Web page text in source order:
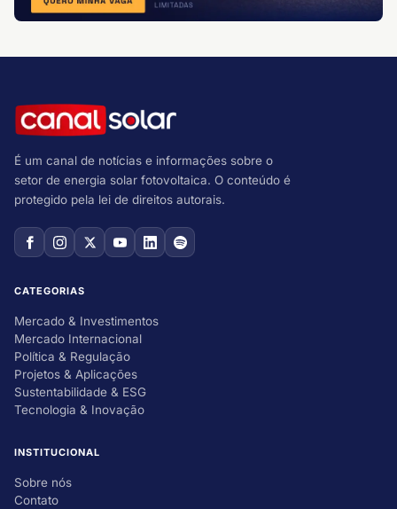
É um canal de notícias e informações sobre o
setor de energia solar fotovoltaica. O conteúdo é
protegido pela lei de direitos autorais.
CATEGORIAS
Mercado & Investimentos
Mercado Internacional
Política & Regulação
Projetos & Aplicações
Sustentabilidade & ESG
Tecnologia & Inovação
INSTITUCIONAL
Sobre nós
Contato